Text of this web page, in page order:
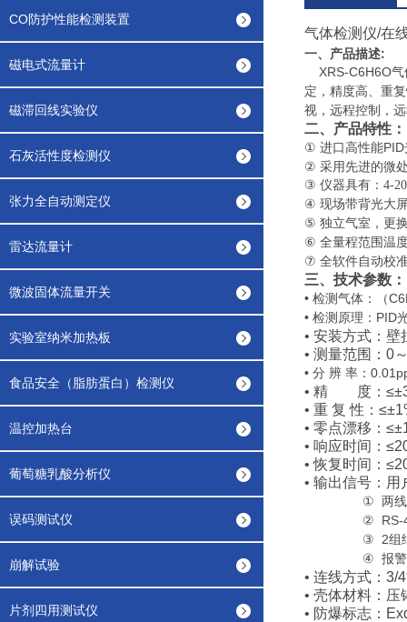
CO防护性能检测装置
磁电式流量计
磁滞回线实验仪
石灰活性度检测仪
张力全自动测定仪
雷达流量计
微波固体流量开关
实验室纳米加热板
食品安全（脂肪蛋白）检测仪
温控加热台
葡萄糖乳酸分析仪
误码测试仪
崩解试验
片剂四用测试仪
气体检测仪/在
一、产品描述:
XRS-C6H6O气
定，精度高、重
视，远程控制，
二、产品特性：
① 进口高性能PID
② 采用先进的微
③ 仪器具有： 4-
④ 现场带背光大
⑤ 独立气室，更
⑥ 全量程范围温
⑦ 全软件自动校
三、技术参数：
• 检测气体： （
• 检测原理： PID
• 安装方式：壁
• 测量范围： 0
• 分 辨 率：
• 精 度：
• 重 复 性：
• 零点漂移：
• 响应时间：
•恢复时间：
• 输出信号：用
①
两
② RS-
③ 2组
④ 报
• 连线方式： 3/
• 壳体材料：压
• 防爆标志：